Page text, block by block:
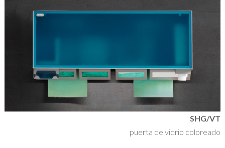
SHG/VT
puerta de vidrio coloreado